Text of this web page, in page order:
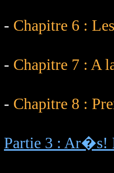
- Chapitre 6 :
- Chapitre 7 : A
- Chapitre 8 :
Partie 3 : Ar�s!